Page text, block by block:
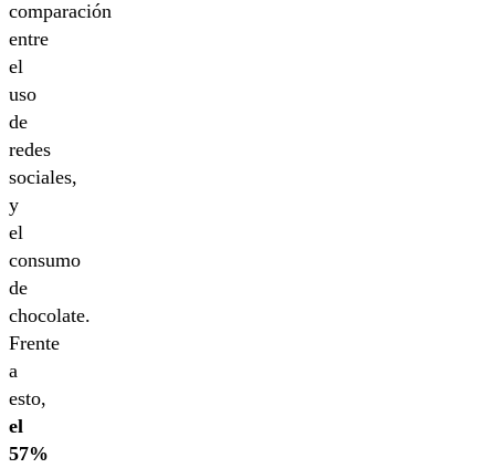
comparación
entre
el
uso
de
redes
sociales,
y
el
consumo
de
chocolate.
Frente
a
esto,
el
57%